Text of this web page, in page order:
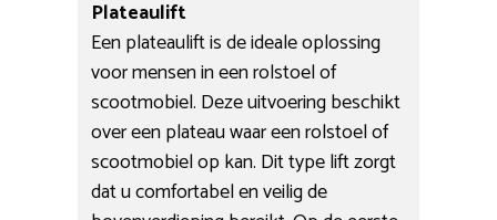
Plateaulift
Een plateaulift is de ideale oplossing
voor mensen in een rolstoel of
scootmobiel. Deze uitvoering beschikt
over een plateau waar een rolstoel of
scootmobiel op kan. Dit type lift zorgt
dat u comfortabel en veilig de